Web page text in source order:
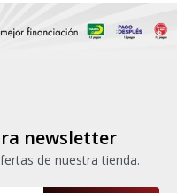
newsletter
de nuestra tienda.